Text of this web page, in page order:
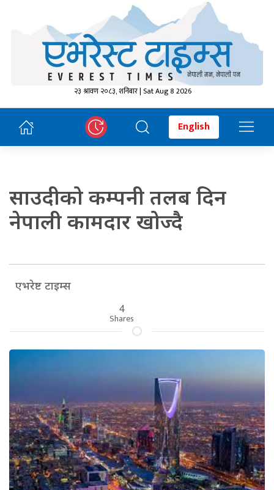
२३ श्रावण २०८३, शनिबार | Sat Aug 8 2026
English
साउदीको कम्पनी तलब दिन
नेपाली कामदार खोज्दै
एभरेष्ट टाइम्स
4
Shares